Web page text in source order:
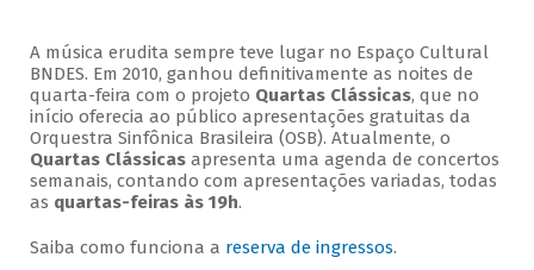
A música erudita sempre teve lugar no Espaço Cultural
BNDES. Em 2010, ganhou definitivamente as noites de
quarta-feira com o projeto Quartas Clássicas, que no
início oferecia ao público apresentações gratuitas da
Orquestra Sinfônica Brasileira (OSB). Atualmente, o
Quartas Clássicasapresenta uma agenda de concertos
semanais, contando com apresentações variadas, todas
as quartas-feiras às 19h.
Saiba como funciona a reserva de ingressos.